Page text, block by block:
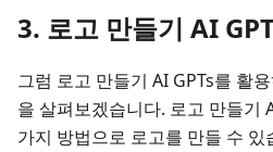
3. 로고 만들기 AI
그럼 로고 만들기 AI GPTs를 활
을 살펴보겠습니다. 로고 만들기
가지 방법으로 로고를 만들 수 있